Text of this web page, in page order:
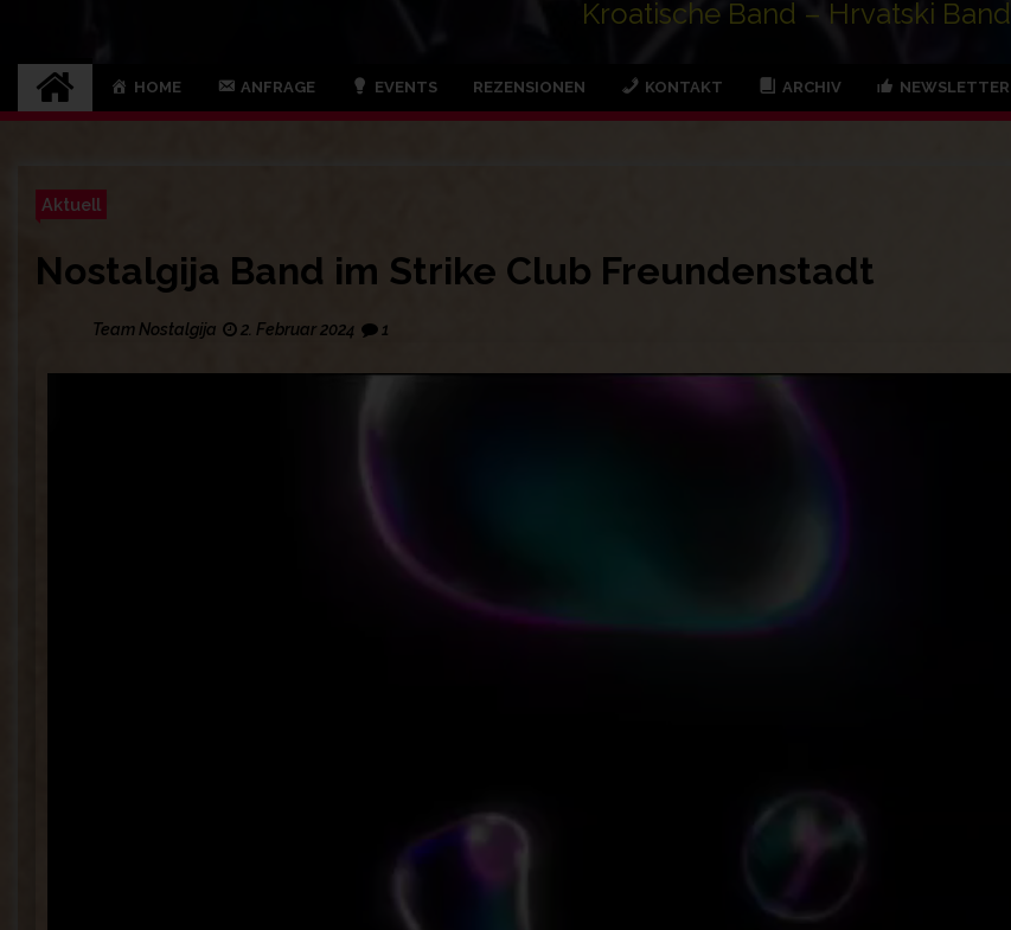
Kroatische Band – Hrvatski Band
HOME ANFRAGE EVENTS REZENSIONEN KONTAKT ARCHIV NEWSLETTER
Aktuell
Nostalgija Band im Strike Club Freundenstadt
Team Nostalgija 2. Februar 2024 1